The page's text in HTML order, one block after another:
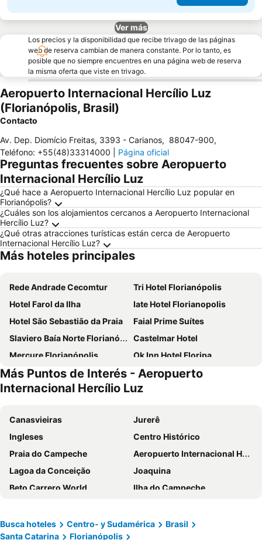
Ver más
Los precios y la disponibilidad que recibe trivago de las páginas
web de reserva cambian de manera constante. Por lo tanto, es
posible que no siempre encuentres en una página web de reserva
la misma oferta que viste en trivago.
Aeropuerto Internacional Hercílio Luz
(Florianópolis, Brasil)
Contacto
Av. Dep. Diomício Freitas, 3393 - Carianos, 88047-900,
Teléfono: +55(48)33314000 Página oficial
Preguntas frecuentes sobre Aeropuerto
Internacional Hercílio Luz
¿Qué hace a Aeropuerto Internacional Hercílio Luz popular en
Florianópolis?
¿Cuáles son los alojamientos cercanos a Aeropuerto Internacional
Hercílio Luz?
¿Qué otras atracciones turísticas están cerca de Aeropuerto
Internacional Hercílio Luz?
Más hoteles principales
Rede Andrade Cecomtur
Tri Hotel Florianópolis
Hotel Farol da Ilha
Iate Hotel Florianopolis
Hotel São Sebastião da Praia
Faial Prime Suítes
Slaviero Baía Norte Florianópolis
Castelmar Hotel
Mercure Florianópolis
Ok Inn Hotel Floripa
Interclass Florianópolis
Hotel Cambirela
ibis Florianopolis
Diaudi Hotel
VOA Samuka Hotel
Hotel Hola
Hotel Valerim Florianópolis
Novotel Florianópolis
Cris Hotel
Hotel Natur Campeche
Blue Tree Premium Florianópolis
Hotel Quinta da Bica D'Água
LK Design Hotel Florianópolis
Intercity Florianopolis
Oscar Hotel
Intercity Portofino Florianópolis
Más Puntos de Interés - Aeropuerto
Internacional Hercílio Luz
Canasvieiras
Jurerê
Ingleses
Centro Histórico
Praia do Campeche
Aeropuerto Internacional Hercílio Luz
Lagoa da Conceição
Joaquina
Beto Carrero World
Ilha do Campeche
Ribeirão da Ilha
Ponta das Canas
Busca hoteles Centro- y Sudamérica
Brasil
Santa Catarina
Florianópolis